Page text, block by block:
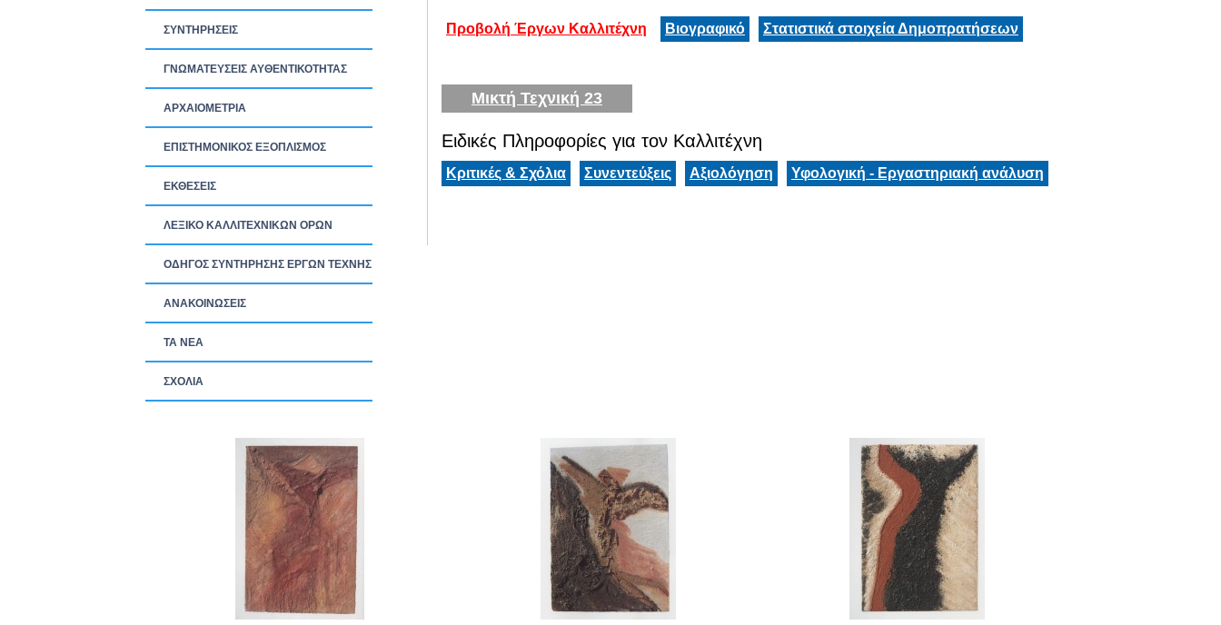
ΣΥΝΤΗΡΗΣΕΙΣ
ΓΝΩΜΑΤΕΥΣΕΙΣ ΑΥΘΕΝΤΙΚΟΤΗΤΑΣ
ΑΡΧΑΙΟΜΕΤΡΙΑ
ΕΠΙΣΤΗΜΟΝΙΚΟΣ ΕΞΟΠΛΙΣΜΟΣ
ΕΚΘΕΣΕΙΣ
ΛΕΞΙΚΟ ΚΑΛΛΙΤΕΧΝΙΚΩΝ ΟΡΩΝ
ΟΔΗΓΟΣ ΣΥΝΤΗΡΗΣΗΣ ΕΡΓΩΝ ΤΕΧΝΗΣ
ΑΝΑΚΟΙΝΩΣΕΙΣ
ΤΑ ΝEΑ
ΣΧΟΛΙΑ
Προβολή Έργων Καλλιτέχνη Βιογραφικό Στατιστικά στοιχεία Δημοπρατήσεων
Μικτή Τεχνική 23
Ειδικές Πληροφορίες για τον Καλλιτέχνη
Κριτικές & Σχόλια Συνεντεύξεις Αξιολόγηση Υφολογική - Εργαστηριακή ανάλυση